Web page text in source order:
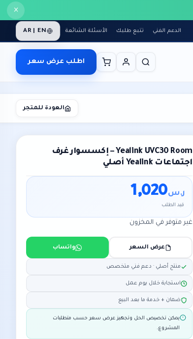
×
الدعم الفني تتبع طلبك الأسئلة الشائعة AR | EN
اطلب عرض سعر
العودة للمتجر
Yealink UVC30 Room – إكسسوار غرف
اجتماعات Yealink أصلي
ر.س1,020
قيد الطلب
غير متوفر في المخزون
عرض السعر واتساب
منتج أصلي · دعم فني متخصص
استجابة خلال يوم عمل
ضمان + خدمة ما بعد البيع
يمكن تخصيص الحل وتجهيز عرض سعر حسب متطلبات
المشروع.